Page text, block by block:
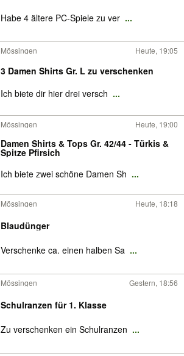
Habe 4 ältere PC-Spiele zu ver ...
Mössingen Heute, 19:05
3 Damen Shirts Gr. L zu verschenken
Ich biete dir hier drei versch ...
Mössingen Heute, 19:00
Damen Shirts & Tops Gr. 42/44 - Türkis &
Spitze Pfirsich
Ich biete zwei schöne Damen Sh ...
Mössingen Heute, 18:18
Blaudünger
Verschenke ca. einen halben Sa ...
Mössingen Gestern, 18:56
Schulranzen für 1. Klasse
Zu verschenken ein Schulranzen ...